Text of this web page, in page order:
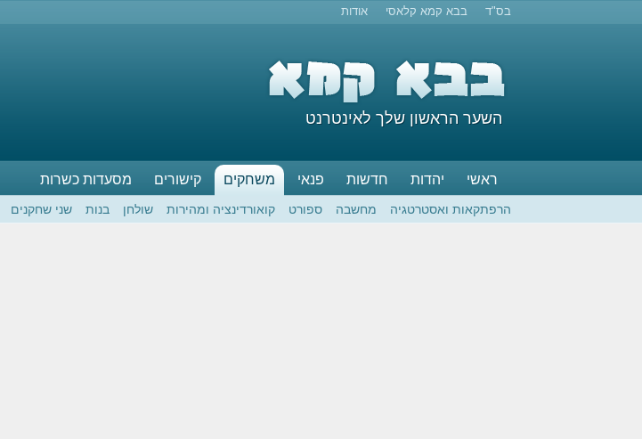
בס"ד בבא קמא קלאסי אודות
השער הראשון שלך לאינטרנט
ראשי יהדות חדשות פנאי משחקים קישורים מסעדות כשרות
הרפתקאות ואסטרטגיה מחשבה ספורט קואורדינציה ומהירות שולחן בנות שני שחקנים